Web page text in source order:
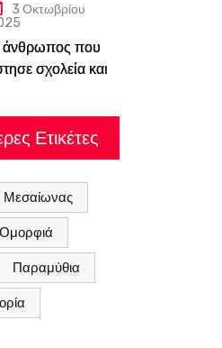
γάτο που θα
την
3 Οκτωβρίου
που
σχολεία και
ζωντανή
ελληνική παιδεία
στη Βουλγαρία
Ετικέτες
Μεσαίωνας
Ομορφιά
Παραμύθια